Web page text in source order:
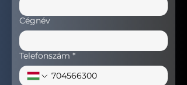
Cégnév
Telefonszám *